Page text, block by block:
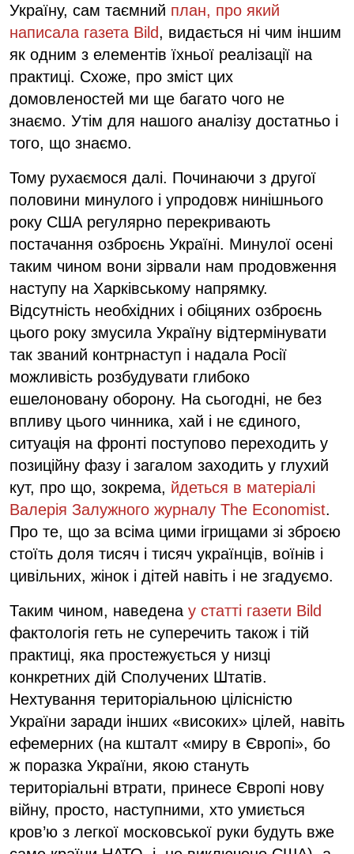
Україну, сам таємний план, про який
написала газета Bild, видається ні чим іншим
як одним з елементів їхньої реалізації на
практиці. Схоже, про зміст цих
домовленостей ми ще багато чого не
знаємо. Утім для нашого аналізу достатньо і
того, що знаємо.
Тому рухаємося далі. Починаючи з другої
половини минулого і упродовж нинішнього
року США регулярно перекривають
постачання озброєнь Україні. Минулої осені
таким чином вони зірвали нам продовження
наступу на Харківському напрямку.
Відсутність необхідних і обіцяних озброєнь
цього року змусила Україну відтермінувати
так званий контрнаступ і надала Росії
можливість розбудувати глибоко
ешелоновану оборону. На сьогодні, не без
впливу цього чинника, хай і не єдиного,
ситуація на фронті поступово переходить у
позиційну фазу і загалом заходить у глухий
кут, про що, зокрема, йдеться в матеріалі
Валерія Залужного журналу The Economist.
Про те, що за всіма цими ігрищами зі зброєю
стоїть доля тисяч і тисяч українців, воїнів і
цивільних, жінок і дітей навіть і не згадуємо.
Таким чином, наведена у статті газети Bild
фактологія геть не суперечить також і тій
практиці, яка простежується у низці
конкретних дій Сполучених Штатів.
Нехтування територіальною цілісністю
України заради інших «високих» цілей, навіть
ефемерних (на кшталт «миру в Європі», бо
ж поразка України, якою стануть
територіальні втрати, принесе Європі нову
війну, просто, наступними, хто умиється
кров’ю з легкої московської руки будуть вже